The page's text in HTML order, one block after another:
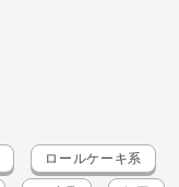
ロールケーキ系